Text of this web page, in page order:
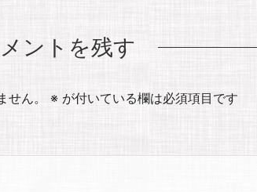
ントを残す
ん。 ※ が付いている欄は必須項目です